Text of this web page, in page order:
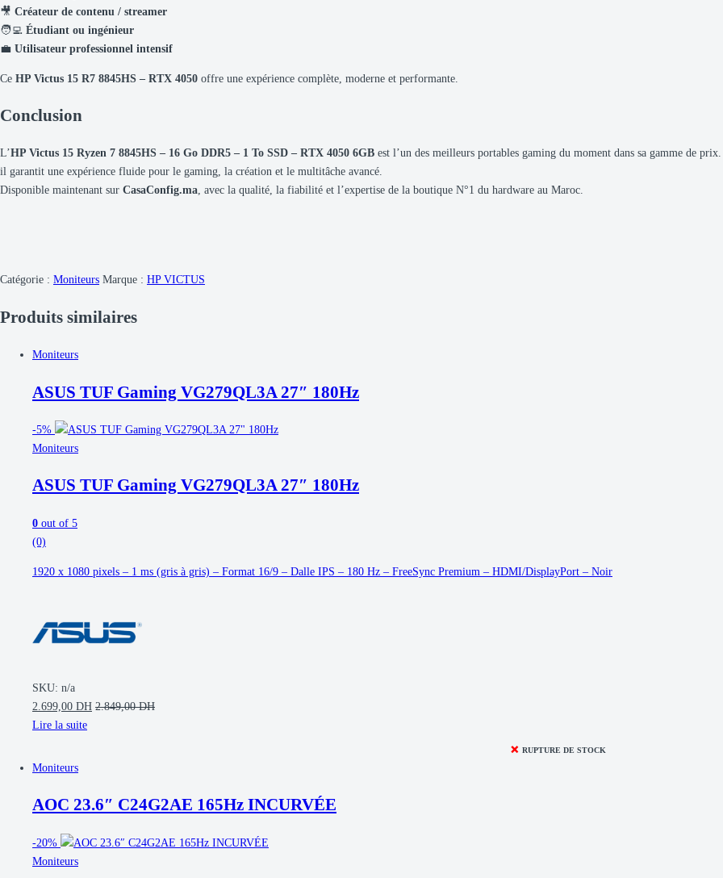
🎥 Créateur de contenu / streamer
🧑‍💻 Étudiant ou ingénieur
💼 Utilisateur professionnel intensif
Ce HP Victus 15 R7 8845HS – RTX 4050 offre une expérience complète, moderne et performante.
Conclusion
L’HP Victus 15 Ryzen 7 8845HS – 16 Go DDR5 – 1 To SSD – RTX 4050 6GB est l’un des meilleurs portables gaming du moment dans sa gamme de
il garantit une expérience fluide pour le gaming, la création et le multitâche avancé.
Disponible maintenant sur CasaConfig.ma, avec la qualité, la fiabilité et l’expertise de la boutique N°1 du hardware au Maroc.
Catégorie : Moniteurs Marque : HP VICTUS
Produits similaires
Moniteurs
ASUS TUF Gaming VG279QL3A 27″ 180Hz
-5%
Moniteurs
ASUS TUF Gaming VG279QL3A 27″ 180Hz
0 out of 5
(0)
1920 x 1080 pixels – 1 ms (gris à gris) – Format 16/9 – Dalle IPS – 180 Hz – FreeSync Premium – HDMI/DisplayPort – Noir
SKU: n/a
2.699,00 DH 2.849,00DH
Lire la suite
❌ RUPTURE DE STOCK
Moniteurs
AOC 23.6″ C24G2AE 165Hz INCURVÉE
-20%
Moniteurs